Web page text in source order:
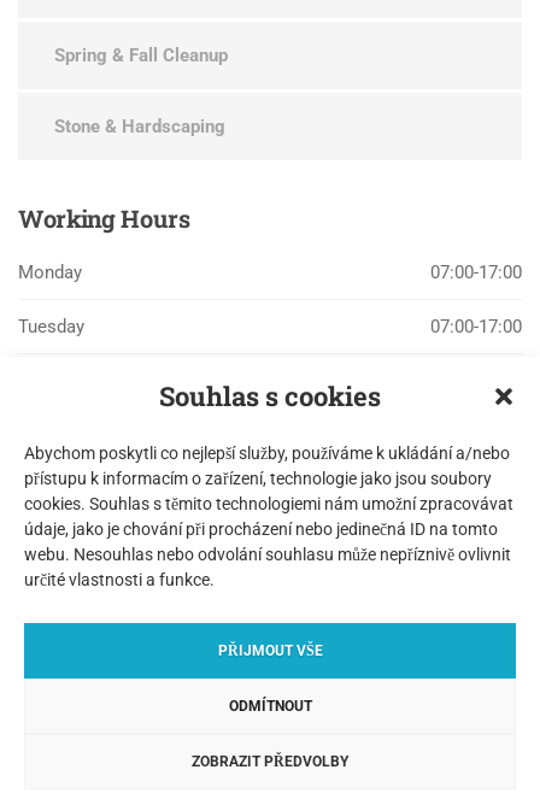
Souhlas s cookies
Abychom poskytli co nejlepší služby, používáme k ukládání a/nebo
přístupu k informacím o zařízení, technologie jako jsou soubory
cookies. Souhlas s těmito technologiemi nám umožní zpracovávat
údaje, jako je chování při procházení nebo jedinečná ID na tomto
webu. Nesouhlas nebo odvolání souhlasu může nepříznivě ovlivnit
určité vlastnosti a funkce.
PŘIJMOUT VŠE
ODMÍTNOUT
ZOBRAZIT PŘEDVOLBY
Spring & Fall Cleanup
Stone & Hardscaping
WorkingHours
Monday 07:00-17:00
Tuesday 07:00-17:00
Friday 07:00-17:00
Saturday 07:00-17:00
Zpracování osobních údajů|